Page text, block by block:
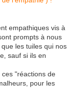
empathiques vis à
prompts à nous
les tuiles qui nos
sauf si ils en
"réactions de
pour les